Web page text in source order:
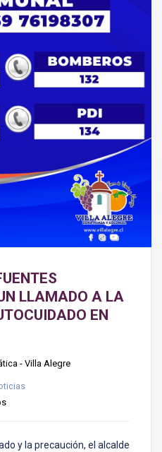
TURISMO
MEDIO AMBIENTE
LLAMADO A LA
EN
- Villa Alegre
y la precaución, el alcalde